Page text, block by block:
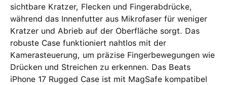
sichtbare Kratzer, Flecken und Finger­abdrücke,
während das Innenfutter aus Mikrofaser für weniger
Kratzer und Abrieb auf der Oberfläche sorgt. Das
robuste Case funktioniert nahtlos mit der
Kamerasteuerung, um präzise Finger­bewegungen wie
Drücken und Streichen zu erkennen. Das Beats
iPhone 17 Rugged Case ist mit MagSafe kompatibel